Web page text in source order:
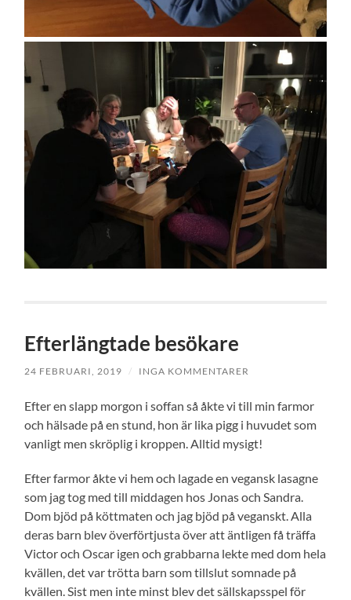
Efterlängtade besökare
24 FEBRUARI, 2019 / INGA KOMMENTARER
Efter en slapp morgon i soffan så åkte vi till min farmor
och hälsade på en stund, hon är lika pigg i huvudet som
vanligt men skröplig i kroppen. Alltid mysigt!
Efter farmor åkte vi hem och lagade en vegansk lasagne
som jag tog med till middagen hos Jonas och Sandra.
Dom bjöd på köttmaten och jag bjöd på veganskt. Alla
deras barn blev överförtjusta över att äntligen få träffa
Victor och Oscar igen och grabbarna lekte med dom hela
kvällen, det var trötta barn som tillslut somnade på
kvällen. Sist men inte minst blev det sällskapsspel för